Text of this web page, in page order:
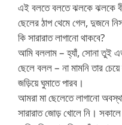
এই বলতে বলতে ঝলকে ঝলকে
ছেলের ঠাপ থেমে গেল, দুজনে
কি সারারাত লাগানো থাকবে?
আমি বললাম – হ্যাঁ, সোনা তুই
ছেলে বলল – না মামনি তার
জড়িয়ে ঘুমাতে পারব।
আমরা মা ছেলেতে লাগানো
সারারাত জোড় খোলে নি। সকালে